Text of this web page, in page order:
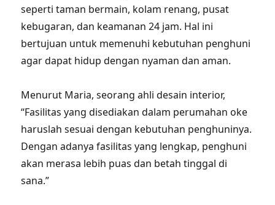
seperti taman bermain, kolam renang, pusat
kebugaran, dan keamanan 24 jam. Hal ini
bertujuan untuk memenuhi kebutuhan penghuni
agar dapat hidup dengan nyaman dan aman.
Menurut Maria, seorang ahli desain interior,
“Fasilitas yang disediakan dalam perumahan oke
haruslah sesuai dengan kebutuhan penghuninya.
Dengan adanya fasilitas yang lengkap, penghuni
akan merasa lebih puas dan betah tinggal di
sana.”